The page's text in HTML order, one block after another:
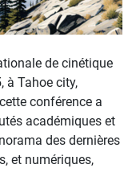
de cinétique
à Tahoe city,
conférence a
académiques et
des dernières
et numériques,